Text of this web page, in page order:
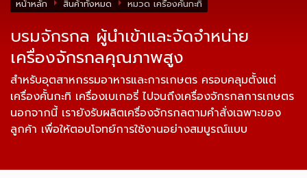
หน้าหลัก สินค้าทั้งหมด หมวด เครื่องคั้นกะทิ
บรมจักรกล ผู้นำเข้าและจัดจำหน่าย
เครื่องจักรกลคุณภาพสูง
สำหรับอุตสาหกรรมอาหารและการเกษตร ครอบคลุมตั้งแต่
เครื่องคั้นกะทิ เครื่องเบเกอรี่ ไปจนถึงเครื่องจักรกลการเกษตร
นอกจากนี้ เรายังรับผลิตเครื่องจักรกลตามคำสั่งเฉพาะของ
ลูกค้า เพื่อให้ตอบโจทย์การใช้งานอย่างสมบูรณ์แบบ